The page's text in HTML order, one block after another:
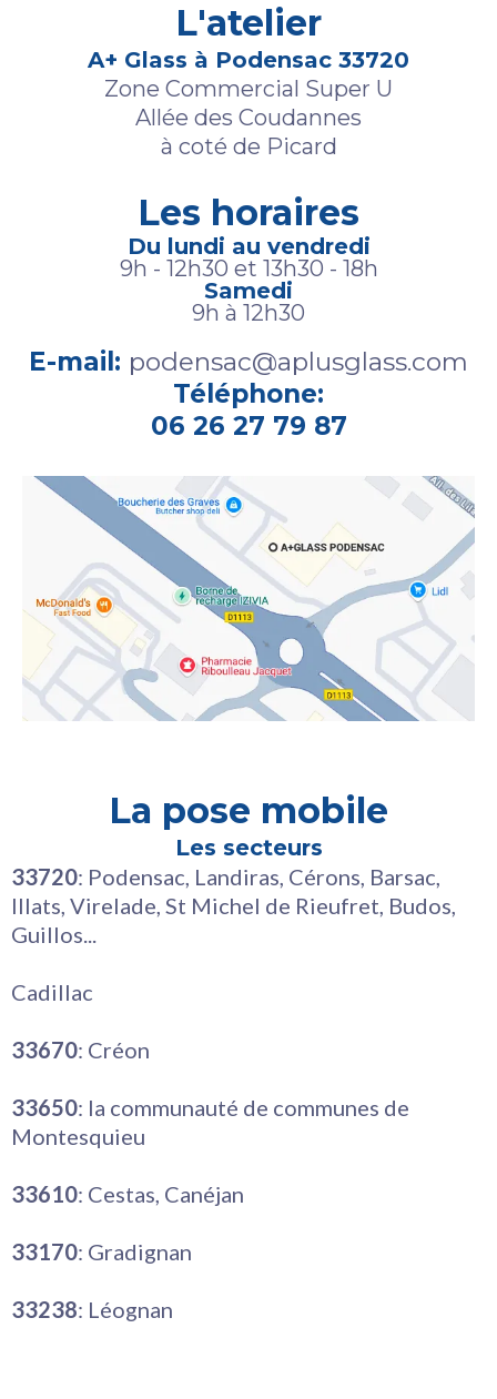
L'atelier
A+ Glass à Podensac 33720
Zone Commercial Super U
Allée des Coudannes
à coté de Picard
Les horaires
Du lundi au vendredi
9h - 12h30 et 13h30 - 18h
Samedi
9h à 12h30
E-mail: podensac@aplusglass.com
Téléphone:
06 26 27 79 87
La pose mobile
Les secteurs
33720: Podensac, Landiras, Cérons, Barsac,
Illats, Virelade, St Michel de Rieufret, Budos,
Guillos...
Cadillac
33670: Créon
33650: la communauté de communes de
Montesquieu
33610: Cestas, Canéjan
33170: Gradignan
33238: Léognan